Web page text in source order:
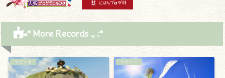
* More Records .｡.:*
マウント マウント